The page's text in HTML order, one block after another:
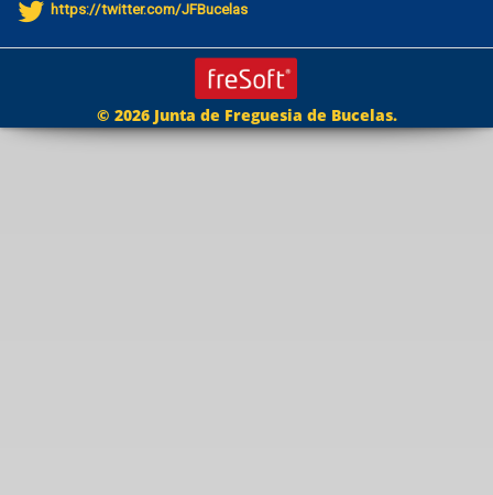
https://twitter.com/JFBucelas
© 2026 Junta de Freguesia de Bucelas.